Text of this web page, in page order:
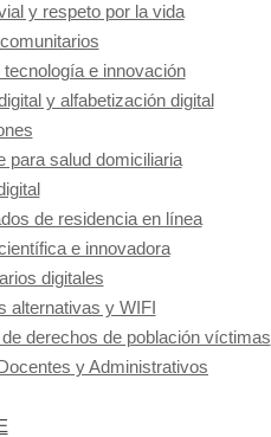
y respeto por la vida
tecnología e innovación
y alfabetización digital
para salud domiciliaria
de residencia en línea
e innovadora
digitales
alternativas y WIFI
derechos de población víctimas
y Administrativos